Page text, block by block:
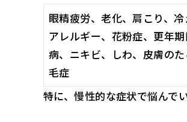
眼精疲労、老化、肩こり、
アレルギー、花粉症、更年
病、ニキビ、しわ、皮膚の
毛症
特に、慢性的な症状で悩んで